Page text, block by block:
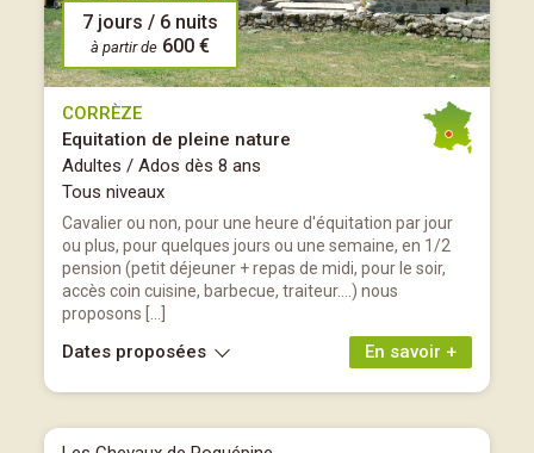
7 jours / 6 nuits
à partir de 600 €
CORRÈZE
Equitation de pleine nature
Adultes / Ados dès 8 ans
Tous niveaux
Cavalier ou non, pour une heure d'équitation par jour
ou plus, pour quelques jours ou une semaine, en 1/2
pension (petit déjeuner + repas de midi, pour le soir,
accès coin cuisine, barbecue, traiteur....) nous
proposons […]
En savoir +
Dates proposées